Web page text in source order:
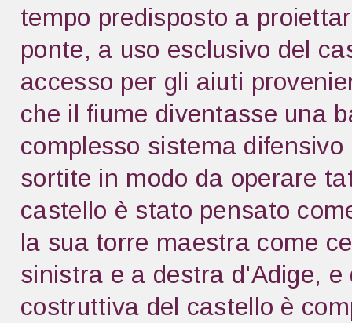
tempo predisposto a
ponte, a uso esclusivo del
accesso per gli aiuti
che il fiume diventasse una
complesso sistema
sortite in modo da operare
castello è stato pensato
la sua torre maestra come
sinistra e a destra d'Adige,
costruttiva del castello è